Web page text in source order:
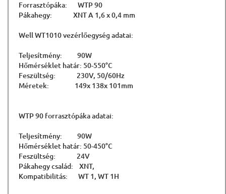
Forrasztópáka: WTP 90
Pákahegy: XNT A 1,6 x 0,4 mm
Well WT1010 vezérlőegység adatai:
Teljesítmény: 90W
Hőmérséklet határ: 50-550°C
Feszültség: 230V, 50/60Hz
Méretek: 149x 138x 101mm
WTP 90 forrasztópáka adatai:
Teljesítmény: 90W
Hőmérséklet határ: 50-450°C
Feszültség: 24V
Pákahegy család: XNT,
Kompatibilitás: WT 1, WT 1H